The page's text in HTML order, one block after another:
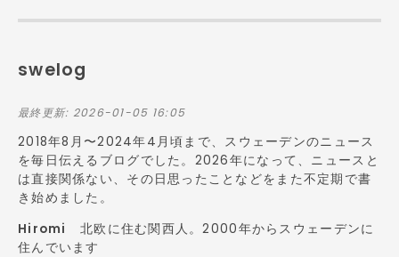
swelog
最終更新: 2026-01-05 16:05
2018年8月〜2024年4月頃まで、スウェーデンのニュース
を毎日伝えるブログでした。2026年になって、ニュースと
は直接関係ない、その日思ったことなどをまた不定期で書
き始めました。
Hiromi 北欧に住む関西人。2000年からスウェーデンに
住んでいます